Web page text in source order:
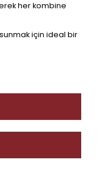
her kombine
için ideal bir